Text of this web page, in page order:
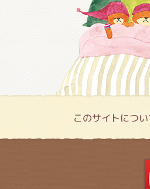
このサイトにつ